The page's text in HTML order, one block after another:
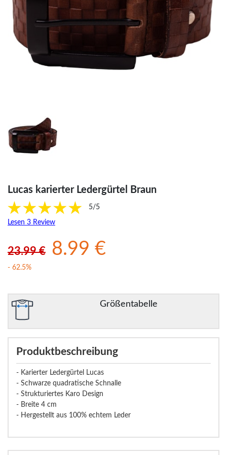
Lucas karierter Ledergürtel Braun
5/5
Lesen 3 Review
23.99 € 8.99 €
- 62.5%
Größentabelle
Produktbeschreibung
- Karierter Ledergürtel Lucas
- Schwarze quadratische Schnalle
- Strukturiertes Karo Design
- Breite 4 cm
- Hergestellt aus 100% echtem Leder